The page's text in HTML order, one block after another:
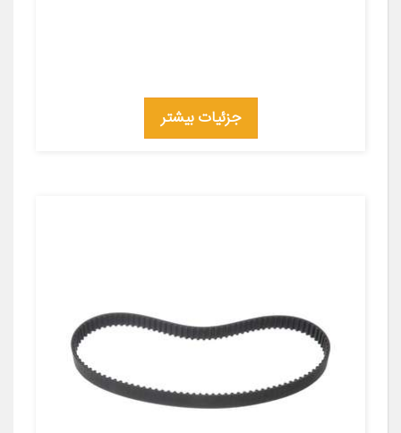
جزئیات بیشتر